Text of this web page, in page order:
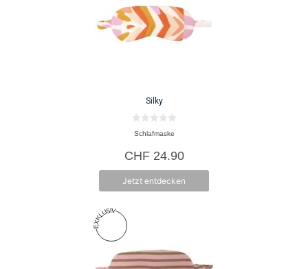
Silky
0
v
n
5
Schlafmaske
CHF24.90
Jetzt entdecken